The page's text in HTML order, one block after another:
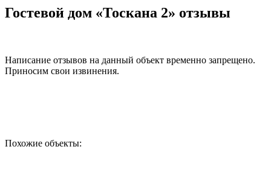
Гостевой дом «Тоскана 2» отзывы
Написание отзывов на данный объект временно запрещено.
Приносим свои извинения.
Похожие объекты: